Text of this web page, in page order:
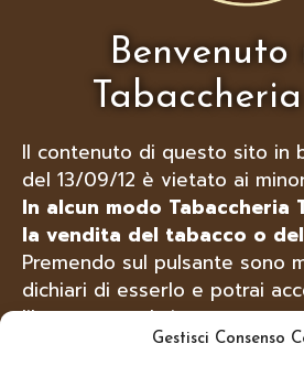
Gestisci Consenso
pagina, hai dichiarato di
maggiorenne, in caso contrario
sito
Tutti i servizi ed i prodotti
solo a scopo informativo,
tabacchitroisi.it non vende e
questi servizi online, ma solo
punto vendita fisico ed ai +18
Benvenuto
Il contenuto di questo sito in
del 13/09/12 è vietato ai
In alcun modo Tabaccheria
la vendita del tabacco o
Premendo sul pulsante sono
dichiari di esserlo e potrai
liberamente al sito.